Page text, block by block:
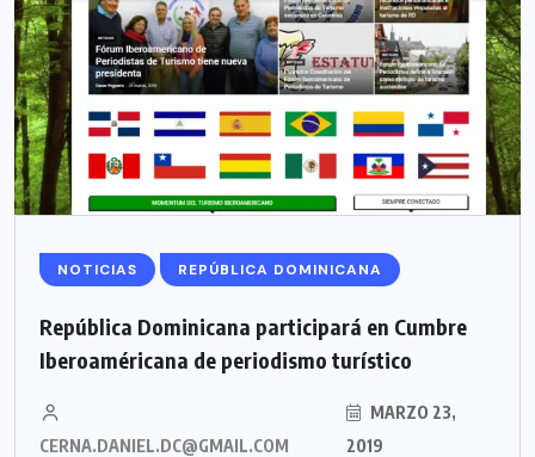
NOTICIAS REPÚBLICA DOMINICANA
República Dominicana participará en Cumbre
Iberoaméricana de periodismo turístico
CERNA.DANIEL.DC@GMAIL.COM
MARZO 23,
2019